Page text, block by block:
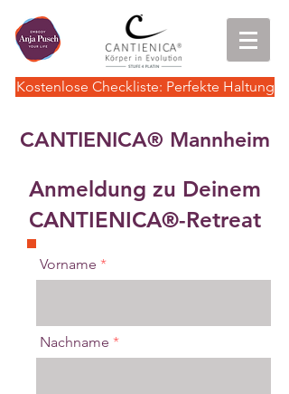
Kostenlose Checkliste: Perfekte Haltung
CANTIENICA® Mannheim
Anmeldung zu Deinem
CANTIENICA®-Retreat
Vorname
Nachname